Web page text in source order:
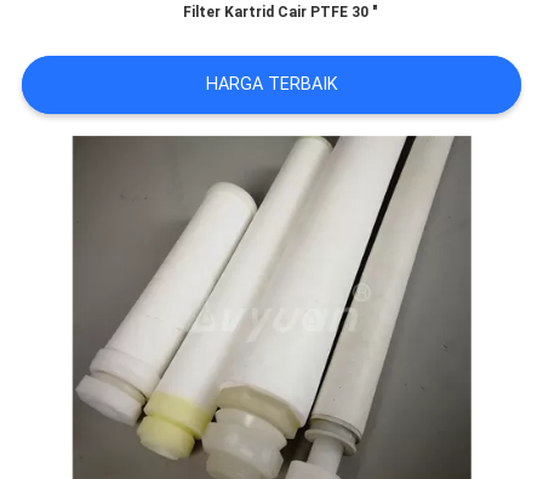
HUBUNGI
KAMI
PERMINTAAN
PENAWARAN
SITEMAP
PRIVACY
Filter Kartrid Cair PTFE 30 "
HARGA TERBAIK